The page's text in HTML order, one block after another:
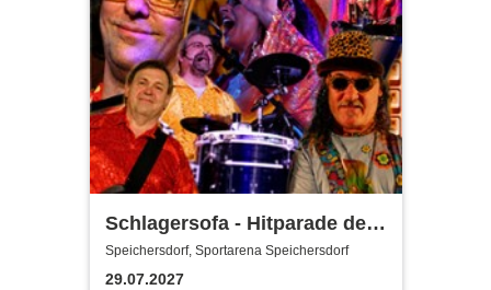
Schlagersofa - Hitparade der
Herzen
Speichersdorf, Sportarena Speichersdorf
29.07.2027